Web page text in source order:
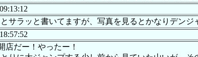
サラッと書いてますが、写真を見るとかなりデンジ
店だー！やったー！